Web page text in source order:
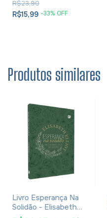
R$15,99 -33% OFF
R$23,90
Produtos similares
Livro Esperança Na
Solidão - Elisabeth